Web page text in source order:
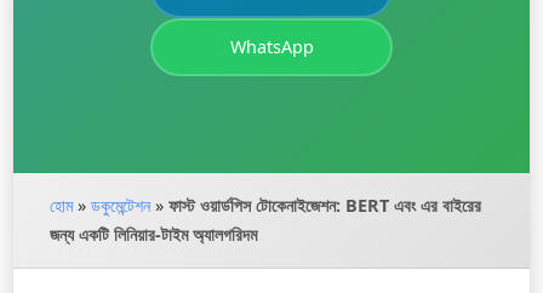
WhatsApp
হোম» ডকুমেন্টেশন» ফাস্ট ওয়ার্ডপিস টোকেনাইজেশন: BERT এবং এর বাইরের
জন্য একটি লিনিয়ার-টাইম অ্যালগরিদম